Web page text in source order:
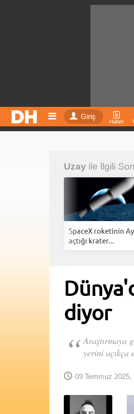
Giriş
Haber
Uzay ile İlgili
SpaceX roketinin
açtığı krater...
diyor
Araştırmaya
yerini açıkça
09 Temmuz 2025,